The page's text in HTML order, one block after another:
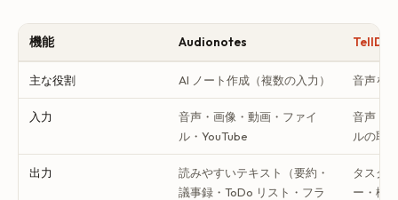
機能 Audionotes
主な役割 AI ノート作成（複数の入力） 音声を
入力
音声・画像・動画・ファイ
ル・YouTube
音声・
ルの取
出力
読みやすいテキスト（要約・
議事録・ToDo リスト・フラ
タスク
ー・構